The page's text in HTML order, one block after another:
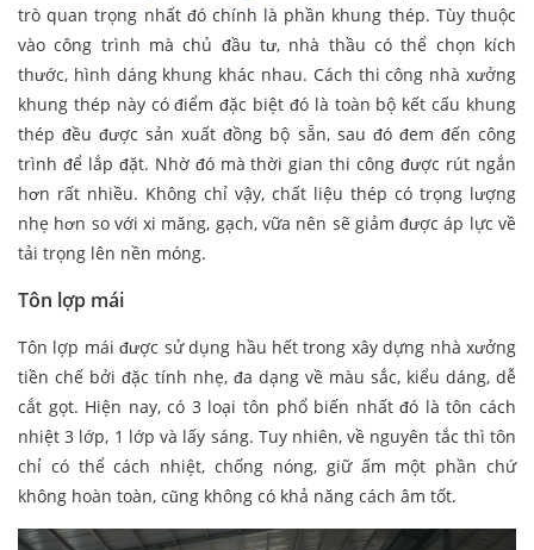
trò quan trọng nhất đó chính là phần khung thép. Tùy thuộc
vào công trình mà chủ đầu tư, nhà thầu có thể chọn kích
thước, hình dáng khung khác nhau. Cách thi công nhà xưởng
khung thép này có điểm đặc biệt đó là toàn bộ kết cấu khung
thép đều được sản xuất đồng bộ sẵn, sau đó đem đến công
trình để lắp đặt. Nhờ đó mà thời gian thi công được rút ngắn
hơn rất nhiều. Không chỉ vậy, chất liệu thép có trọng lượng
nhẹ hơn so với xi măng, gạch, vữa nên sẽ giảm được áp lực về
tải trọng lên nền móng.
Tôn lợp mái
Tôn lợp mái được sử dụng hầu hết trong xây dựng nhà xưởng
tiền chế bởi đặc tính nhẹ, đa dạng về màu sắc, kiểu dáng, dễ
cắt gọt. Hiện nay, có 3 loại tôn phổ biến nhất đó là tôn cách
nhiệt 3 lớp, 1 lớp và lấy sáng. Tuy nhiên, về nguyên tắc thì tôn
chỉ có thể cách nhiệt, chống nóng, giữ ấm một phần chứ
không hoàn toàn, cũng không có khả năng cách âm tốt.